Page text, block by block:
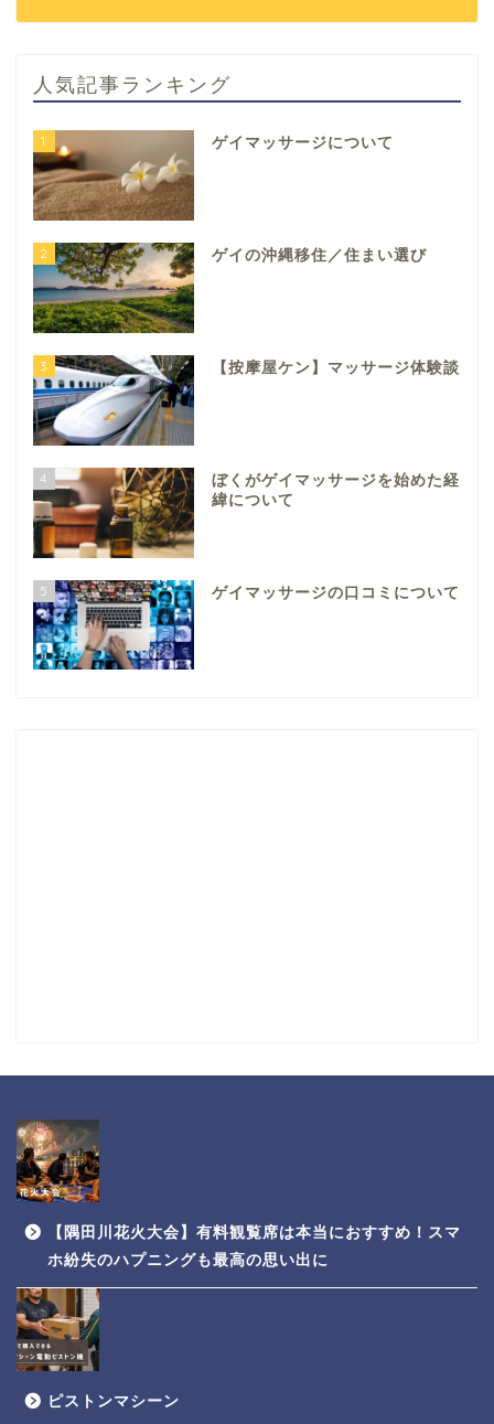
人気記事ランキング
1 ゲイマッサージについて
2 ゲイの沖縄移住／住まい選び
3 【按摩屋ケン】マッサージ体験談
4
ぼくがゲイマッサージを始めた経
緯について
5 ゲイマッサージの口コミについて
【隅田川花火大会】有料観覧席は本当におすすめ！スマ
ホ紛失のハプニングも最高の思い出に
ピストンマシーン